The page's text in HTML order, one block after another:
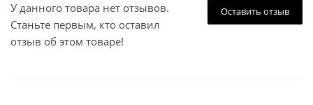
Оставить отзыв
У данного товара нет отзывов.
Станьте первым, кто оставил
отзыв об этом товаре!